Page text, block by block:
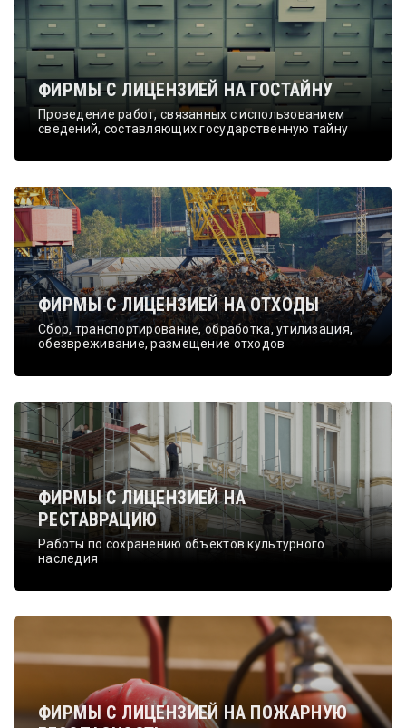
ФИРМЫ С ЛИЦЕНЗИЕЙ НА ГОСТАЙНУ
Проведение работ, связанных с использованием
сведений, составляющих государственную тайну
ФИРМЫ С ЛИЦЕНЗИЕЙ НА ОТХОДЫ
Сбор, транспортирование, обработка, утилизация,
обезвреживание, размещение отходов
ФИРМЫ С ЛИЦЕНЗИЕЙ НА
РЕСТАВРАЦИЮ
Работы по сохранению объектов культурного
наследия
ФИРМЫ С ЛИЦЕНЗИЕЙ НА ПОЖАРНУЮ